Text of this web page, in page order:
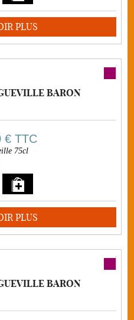
PLUS
BARON
€ TTC
75cl
PLUS
BARON